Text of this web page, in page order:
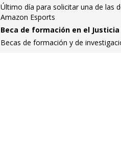
Último día para solicitar una de las
Amazon Esports
Beca de formación en el
Becas de formación y de